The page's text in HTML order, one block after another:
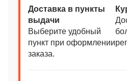
Доставка в пункты
выдачи
Выберите удобный
пункт при оформлении
заказа.